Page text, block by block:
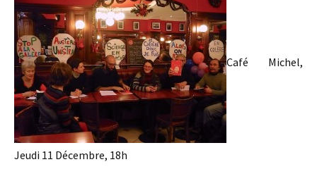
Café Michel,
Jeudi 11 Décembre, 18h